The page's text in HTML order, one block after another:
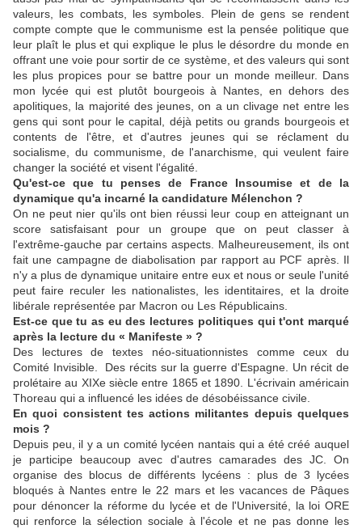
valeurs, les combats, les symboles. Plein de gens se rendent
compte compte que le communisme est la pensée politique que
leur plaît le plus et qui explique le plus le désordre du monde en
offrant une voie pour sortir de ce système, et des valeurs qui sont
les plus propices pour se battre pour un monde meilleur. Dans
mon lycée qui est plutôt bourgeois à Nantes, en dehors des
apolitiques, la majorité des jeunes, on a un clivage net entre les
gens qui sont pour le capital, déjà petits ou grands bourgeois et
contents de l'être, et d'autres jeunes qui se réclament du
socialisme, du communisme, de l'anarchisme, qui veulent faire
changer la société et visent l'égalité.
Qu'est-ce que tu penses de France Insoumise et de la
dynamique qu'a incarné la candidature Mélenchon ?
On ne peut nier qu'ils ont bien réussi leur coup en atteignant un
score satisfaisant pour un groupe que on peut classer à
l'extrême-gauche par certains aspects. Malheureusement, ils ont
fait une campagne de diabolisation par rapport au PCF après. Il
n'y a plus de dynamique unitaire entre eux et nous or seule l'unité
peut faire reculer les nationalistes, les identitaires, et la droite
libérale représentée par Macron ou Les Républicains.
Est-ce que tu as eu des lectures politiques qui t'ont marqué
après la lecture du « Manifeste » ?
Des lectures de textes néo-situationnistes comme ceux du
Comité Invisible. Des récits sur la guerre d'Espagne. Un récit de
prolétaire au XIXe siècle entre 1865 et 1890. L'écrivain américain
Thoreau qui a influencé les idées de désobéissance civile.
En quoi consistent tes actions militantes depuis quelques
mois ?
Depuis peu, il y a un comité lycéen nantais qui a été créé auquel
je participe beaucoup avec d'autres camarades des JC. On
organise des blocus de différents lycéens : plus de 3 lycées
bloqués à Nantes entre le 22 mars et les vacances de Pâques
pour dénoncer la réforme du lycée et de l'Université, la loi ORE
qui renforce la sélection sociale à l'école et ne pas donne les